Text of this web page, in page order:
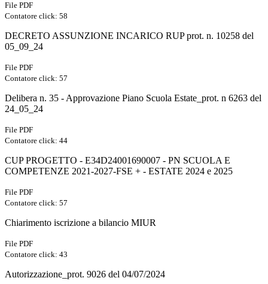
File PDF
Contatore click: 58
DECRETO ASSUNZIONE INCARICO RUP prot. n. 10258 del
05_09_24
File PDF
Contatore click: 57
Delibera n. 35 - Approvazione Piano Scuola Estate_prot. n 6263 del
24_05_24
File PDF
Contatore click: 44
CUP PROGETTO - E34D24001690007 - PN SCUOLA E
COMPETENZE 2021-2027-FSE + - ESTATE 2024 e 2025
File PDF
Contatore click: 57
Chiarimento iscrizione a bilancio MIUR
File PDF
Contatore click: 43
Autorizzazione_prot. 9026 del 04/07/2024